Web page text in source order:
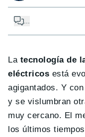
La tecnología de
eléctricos está
agigantados. Y
y se vislumbran
muy cercano. El
los últimos